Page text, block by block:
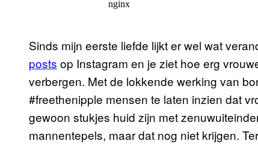
Sinds mijn eerste liefde lijkt er wel wat
posts op Instagram en je ziet hoe erg
verbergen. Met de lokkende werking van
#freethenipple mensen te laten inzien dat
gewoon stukjes huid zijn met
mannentepels, maar dat nog niet krijgen.